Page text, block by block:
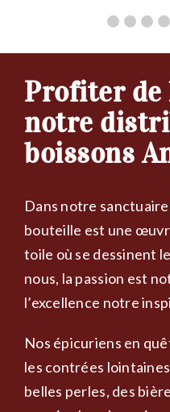
Profiter de
notre
boissons
Dans notre
bouteille est une
toile où se dessinent
nous, la passion est
l’excellence notre
Nos épicuriens en
les contrées
belles perles, des